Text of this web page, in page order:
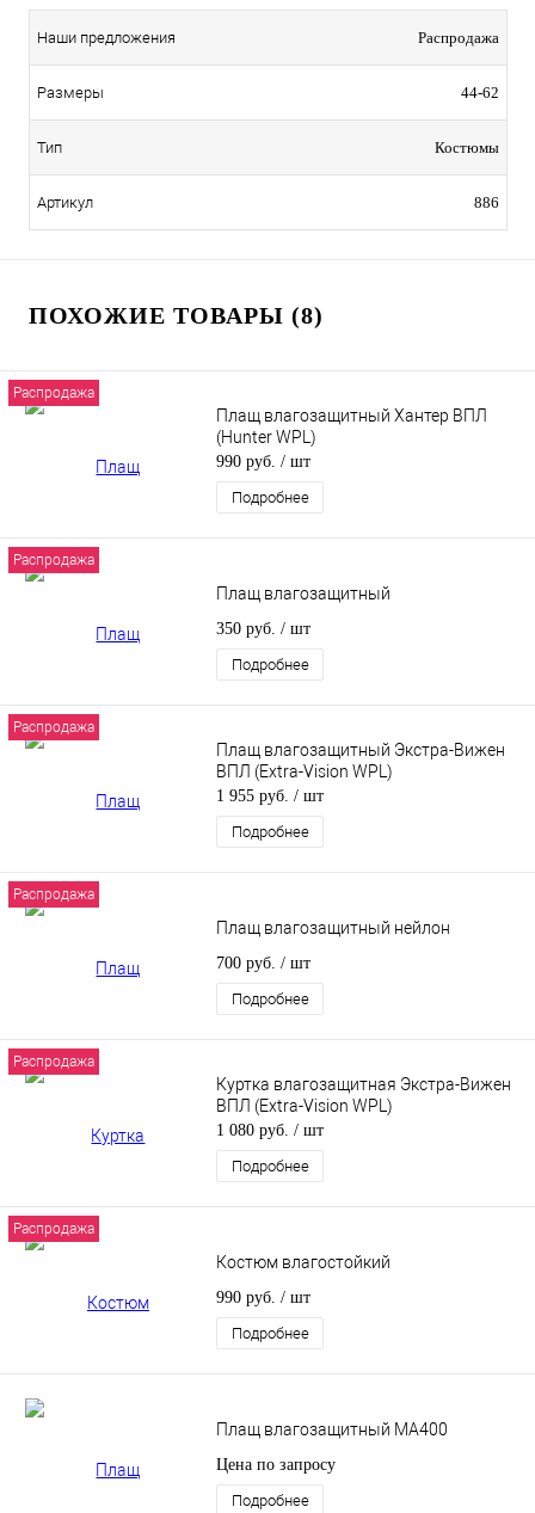
Наши предложения Распродажа
Размеры 44-62
Тип Костюмы
Артикул 886
ПОХОЖИЕ ТОВАРЫ (8)
Распродажа
Плащ влагозащитный Хантер ВПЛ
(Hunter WPL)
990 руб. / шт
Подробнее
Распродажа
Плащ влагозащитный
350 руб. / шт
Подробнее
Распродажа
Плащ влагозащитный Экстра-Вижен
ВПЛ (Extra-Vision WPL)
1 955 руб. / шт
Подробнее
Распродажа
Плащ влагозащитный нейлон
700 руб. / шт
Подробнее
Распродажа
Куртка влагозащитная Экстра-Вижен
ВПЛ (Extra-Vision WPL)
1 080 руб. / шт
Подробнее
Распродажа
Костюм влагостойкий
990 руб. / шт
Подробнее
Плащ влагозащитный MA400
Цена по запросу
Подробнее